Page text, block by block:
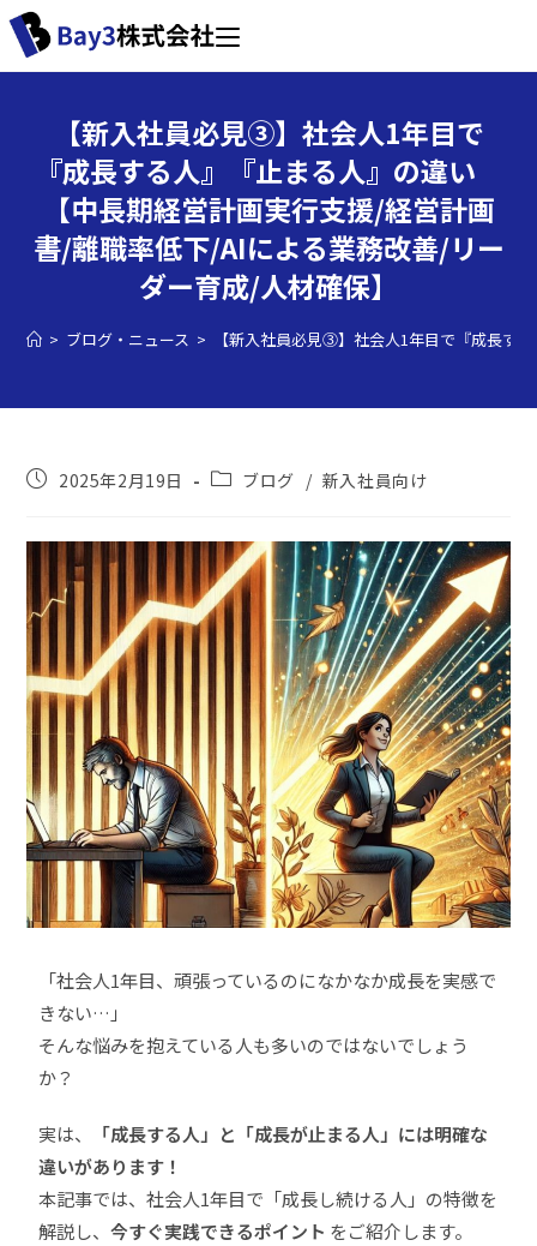
【新入社員必見③】社会人1年目で
『成長する人』『止まる人』の違い
【中長期経営計画実行支援/経営計画
書/離職率低下/AIによる業務改善/リー
ダー育成/人材確保】
> ブログ・ニュース > 【新入社員必見③】社会人1年目で『成長す
2025年2月19日 ブログ / 新入社員向け
「社会人1年目、頑張っているのになかなか成長を実感で
きない…」
そんな悩みを抱えている人も多いのではないでしょう
か？
実は、
「成長する人」と「成長が止まる人」には明確な
違いがあります！
本記事では、社会人1年目で「成長し続ける人」の特徴を
解説し、今すぐ実践できるポイント をご紹介します。